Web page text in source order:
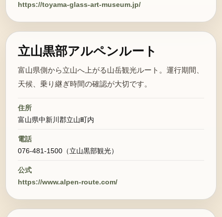
https://toyama-glass-art-museum.jp/
立山黒部アルペンルート
富山県側から立山へ上がる山岳観光ルート。運行期間、
天候、乗り継ぎ時間の確認が大切です。
住所
富山県中新川郡立山町内
電話
076-481-1500（立山黒部観光）
公式
https://www.alpen-route.com/